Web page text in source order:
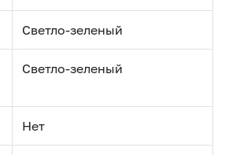
Светло-зеленый
Светло-зеленый
Нет